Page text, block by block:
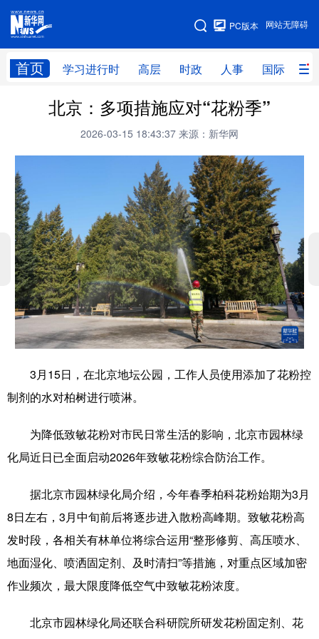
网站无障碍
PC版本
首页 学习进行时 高层 时政 人事 国际 财
网站地图
学习进行时 高层 时政 人事
财经 网评
全球连线 教育
科创 量子 体育
文化 书画 健康 军事
访谈 视频 图片 政务
法律 中央文件 金融 汽车
食品 人居 信息化 数字经济
学术中国 乡村振兴 银龄 溯源中国
城市 旅游 能源 会展
娱乐
公益 一带一路 亚太网 上市公司
地方频道
辽宁 吉林 上海
北京：多项措施应对“花粉季”
2026-03-15 18:43:37 来源：新华网
3月15日，在北京地坛公园，工作人员使用添加了花粉控
制剂的水对柏树进行喷淋。
为降低致敏花粉对市民日常生活的影响，北京市园林绿
化局近日已全面启动2026年致敏花粉综合防治工作。
据北京市园林绿化局介绍，今年春季柏科花粉始期为3月
8日左右，3月中旬前后将逐步进入散粉高峰期。致敏花粉高
发时段，各相关有林单位将综合运用“整形修剪、高压喷水、
地面湿化、喷洒固定剂、及时清扫”等措施，对重点区域加密
作业频次，最大限度降低空气中致敏花粉浓度。
北京市园林绿化局还联合科研院所研发花粉固定剂、花